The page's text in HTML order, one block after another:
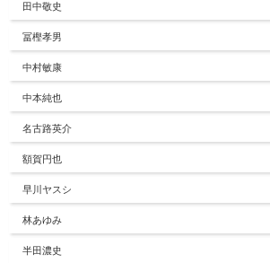
田中敬史
冨樫孝男
中村敏康
中本純也
名古路英介
額賀円也
早川ヤスシ
林あゆみ
半田濃史